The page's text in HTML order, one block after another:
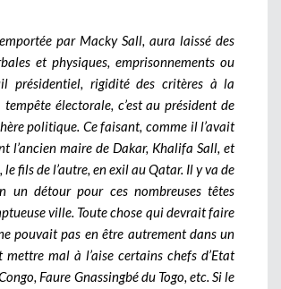
par Macky Sall, aura laissé des
et physiques, emprisonnements ou
présidentiel, rigidité des critères à la
électorale, c’est au président de
politique. Ce faisant, comme il l’avait
l’ancien maire de Dakar, Khalifa Sall, et
fils de l’autre, en exil au Qatar. Il y va de
un détour pour ces nombreuses têtes
ville. Toute chose qui devrait faire
pouvait pas en être autrement dans un
mal à l’aise certains chefs d’Etat
Faure Gnassingbé du Togo, etc. Si le